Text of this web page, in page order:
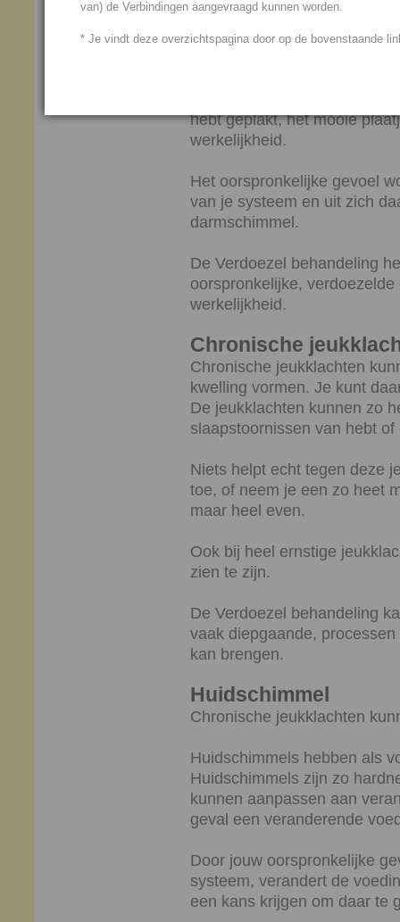
geraffineerd plaats.
hebt geplakt, het mooie
werkelijkheid.
Het oorspronkelijke gevoel
van je systeem en uit zich
darmschimmel.
De Verdoezel behandeling
oorspronkelijke,
werkelijkheid.
Chronische
Chronische jeukklachten
kwelling vormen. Je kunt
De jeukklachten kunnen zo
slaapstoornissen van hebt of
Niets helpt echt tegen deze
toe, of neem je een zo heet
maar heel even.
Ook bij heel ernstige
zien te zijn.
De Verdoezel behandeling
vaak diepgaande,
kan brengen.
Huidschimmel
Chronische jeukklachten
Huidschimmels hebben als
Huidschimmels zijn zo
kunnen aanpassen aan
geval een veranderende
Door jouw oorspronkelijke
systeem, verandert de
een kans krijgen om daar te
van) de Verbindingen aangevraagd kunnen worden.
* Je vindt deze overzichtspagina door op de bovenstaande